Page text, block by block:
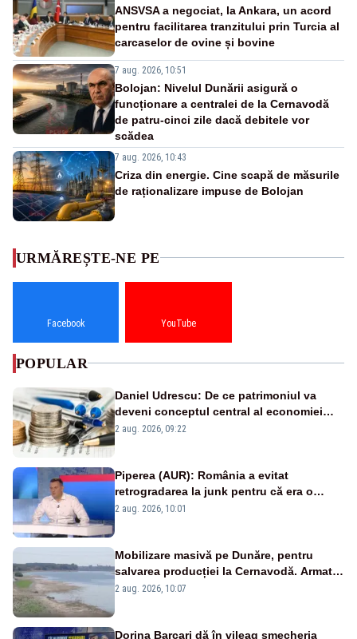
ANSVSA a negociat, la Ankara, un acord
pentru facilitarea tranzitului prin Turcia al
carcaselor de ovine și bovine
7 aug. 2026, 10:51
Bolojan: Nivelul Dunării asigură o
funcționare a centralei de la Cernavodă
de patru-cinci zile dacă debitele vor
scădea
7 aug. 2026, 10:43
Criza din energie. Cine scapă de măsurile
de raționalizare impuse de Bolojan
URMĂREȘTE-NE PE
Facebook YouTube
POPULAR
Daniel Udrescu: De ce patrimoniul va
deveni conceptul central al economiei
viitoare?
2 aug. 2026, 09:22
Piperea (AUR): România a evitat
retrogradarea la junk pentru că era o
catastrofă pentru bănci și fondurile de
2 aug. 2026, 10:01
Mobilizare masivă pe Dunăre, pentru
salvarea producției la Cernavodă. Armata
va detona o stâncă și va devia apa
2 aug. 2026, 10:07
Dorina Barcari dă în vileag șmecheria